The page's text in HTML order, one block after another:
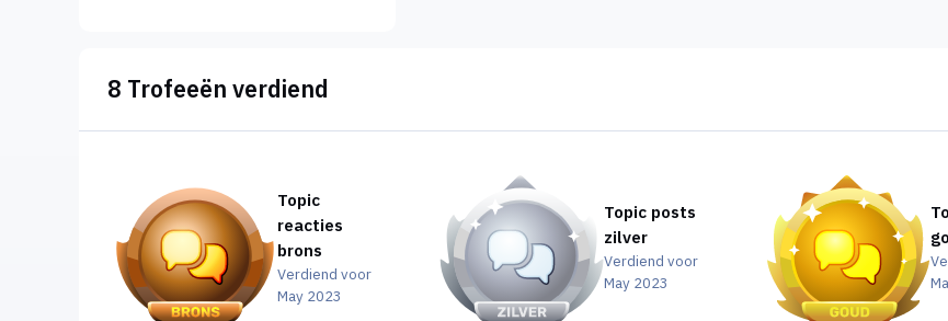
8 Trofeeën verdiend
Topic
reacties
brons
Verdiend voor
May 2023
Topic posts
zilver
Verdiend voor
May 2023